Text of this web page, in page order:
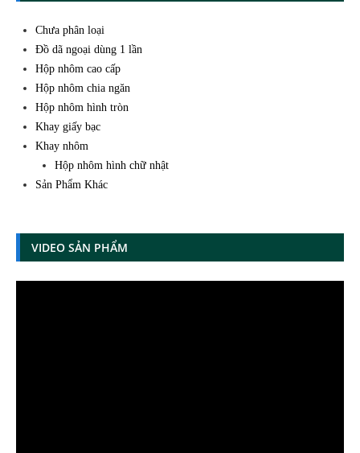
Chưa phân loại
Đồ dã ngoại dùng 1 lần
Hộp nhôm cao cấp
Hộp nhôm chia ngăn
Hộp nhôm hình tròn
Khay giấy bạc
Khay nhôm
Hộp nhôm hình chữ nhật
Sản Phẩm Khác
VIDEO SẢN PHẨM